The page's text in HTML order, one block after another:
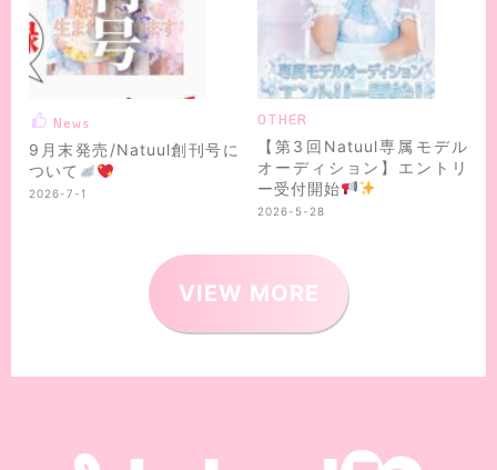
News
9月末発売/Natuul創刊号に
ついて
2026-7-1
OTHER
【第3回Natuul専属モデル
オーディション】エントリ
ー受付開始
2026-5-28
VIEW MORE